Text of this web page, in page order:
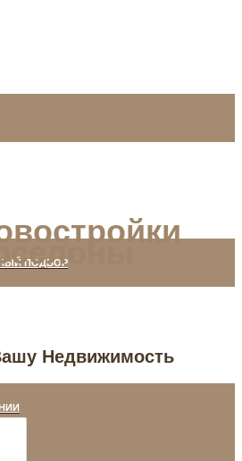
ПОДБОР
Недвижимость